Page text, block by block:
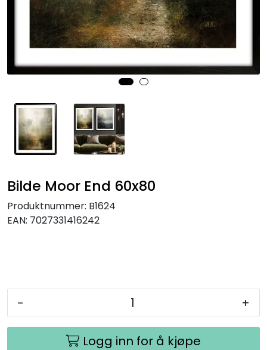
Bilde Moor End 60x80
Produktnummer: B1624
EAN: 7027331416242
- +
Logg inn for å kjøpe
SOMMEROUTLET